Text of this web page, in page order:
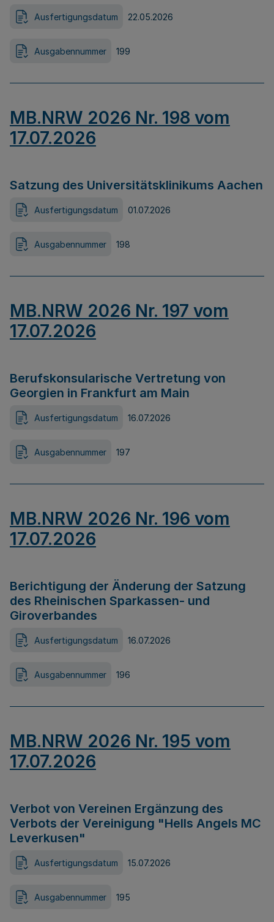
Ausfertigungsdatum 22.05.2026
Ausgabennummer 199
MB.NRW 2026 Nr. 198 vom
17.07.2026
Satzung des Universitätsklinikums Aachen
Ausfertigungsdatum 01.07.2026
Ausgabennummer 198
MB.NRW 2026 Nr. 197 vom
17.07.2026
Berufskonsularische Vertretung von
Georgien in Frankfurt am Main
Ausfertigungsdatum 16.07.2026
Ausgabennummer 197
MB.NRW 2026 Nr. 196 vom
17.07.2026
Berichtigung der Änderung der Satzung
des Rheinischen Sparkassen- und
Giroverbandes
Ausfertigungsdatum 16.07.2026
Ausgabennummer 196
MB.NRW 2026 Nr. 195 vom
17.07.2026
Verbot von Vereinen Ergänzung des
Verbots der Vereinigung "Hells Angels MC
Leverkusen"
Ausfertigungsdatum 15.07.2026
Ausgabennummer 195